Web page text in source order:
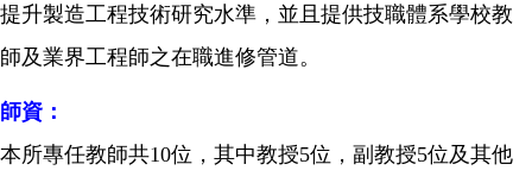
提升製造工程技術研究水準，並且提供技職體系學校教
師及業界工程師之在職進修管道。
師資：
本所專任教師共10位，其中教授5位，副教授5位及其他